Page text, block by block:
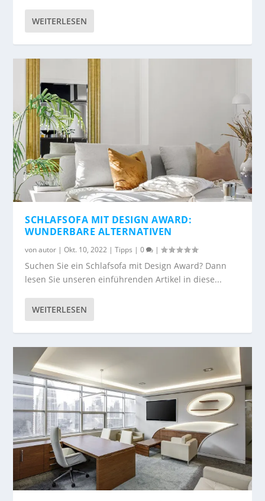
WEITERLESEN
SCHLAFSOFA MIT DESIGN AWARD:
WUNDERBARE ALTERNATIVEN
vonautor |Okt. 10, 2022 |Tipps |0 |
Suchen Sie ein Schlafsofa mit Design Award? Dann
lesen Sie unseren einführenden Artikel in diese...
WEITERLESEN